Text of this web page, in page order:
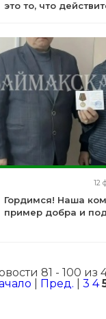
это то, что
12
Гордимся! Наша
пример добра и
81 - 100 из
Пред. 3 4